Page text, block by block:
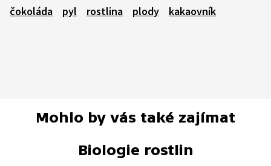
čokoláda
pyl rostlina plody kakaovník
Mohlo by vás také zajímat
Biologie rostlin